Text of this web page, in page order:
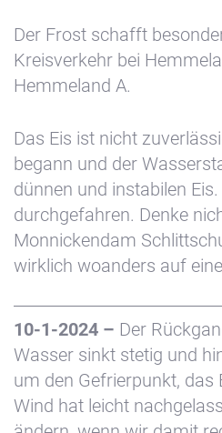
Der Frost schafft
Kreisverkehr bei
Hemmeland A.
Das Eis ist nicht
begann und der
dünnen und instabilen
durchgefahren. Denke
Monnickendam
wirklich woanders auf
10-1-2024 – Der
Wasser sinkt stetig und
um den Gefrierpunkt, das
Wind hat leicht